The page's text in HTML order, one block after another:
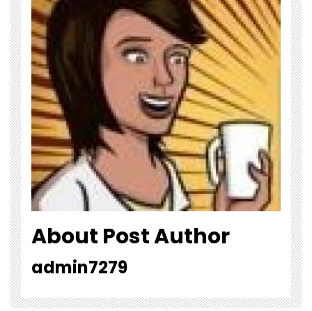
About Post Author
admin7279